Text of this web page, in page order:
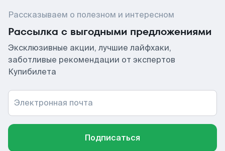
Рассказываем о полезном и интересном
Рассылка с выгодными предложениями
Эксклюзивные акции, лучшие лайфхаки,
заботливые рекомендации от экспертов
Купибилета
Электронная почта
Подписаться